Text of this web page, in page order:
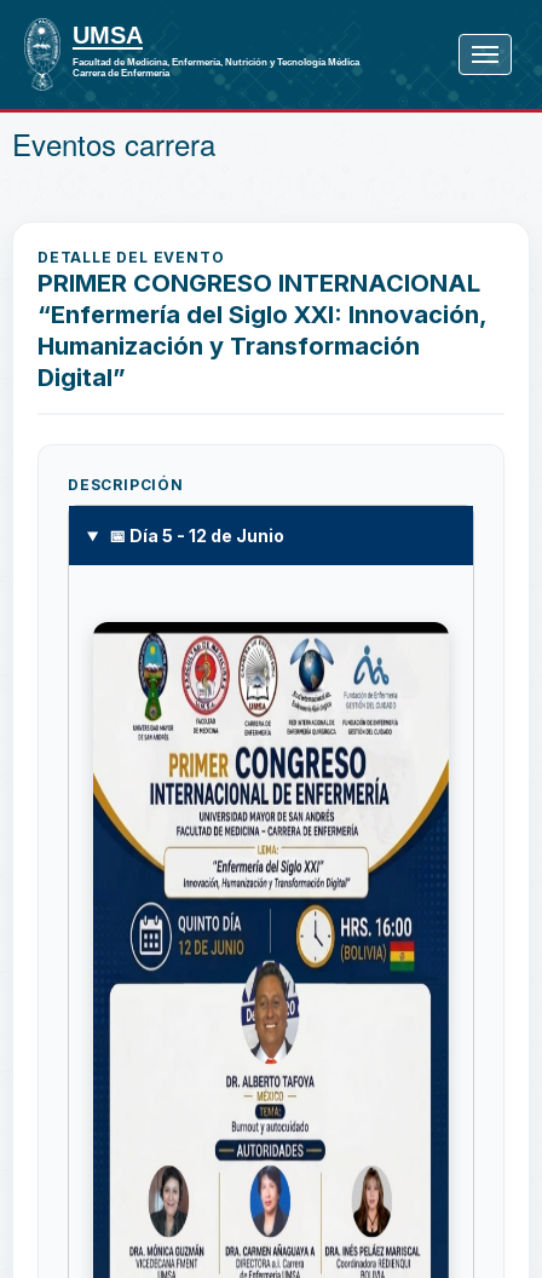
Eventos carrera
DETALLE DEL EVENTO
PRIMER CONGRESO INTERNACIONAL
“Enfermería del Siglo XXI: Innovación,
Humanización y Transformación
Digital”
DESCRIPCIÓN
📅 Día 5 - 12 de Junio